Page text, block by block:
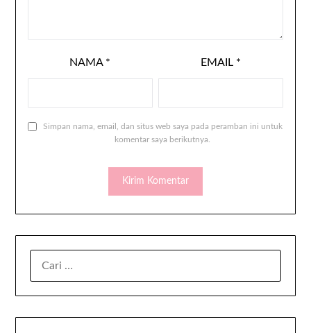
NAMA * EMAIL *
Simpan nama, email, dan situs web saya pada peramban ini untuk
komentar saya berikutnya.